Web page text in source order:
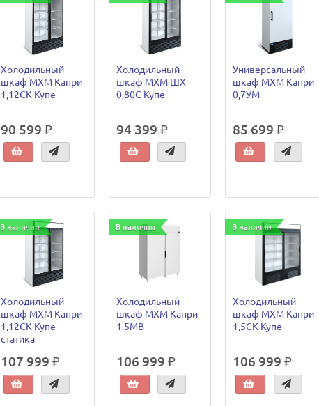
Холодильный
шкаф МХМ Капри
1,12СК Купе
90 599 ₽
Холодильный
шкаф МХМ ШХ
0,80С Купе
94 399 ₽
Универсальный
шкаф МХМ Капри
0,7УМ
85 699 ₽
В наличии
Холодильный
шкаф МХМ Капри
1,12СК Купе
статика
107 999 ₽
В наличии
Холодильный
шкаф МХМ Капри
1,5МВ
106 999 ₽
В наличии
Холодильный
шкаф МХМ Капри
1,5СК Купе
106 999 ₽